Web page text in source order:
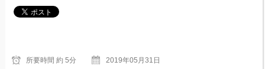
所要時間 約 5分 2019年05月31日